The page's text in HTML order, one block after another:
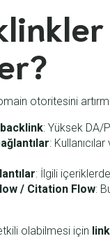
otoritesini
: Yüksek DA/
:
: İlgili
/ Citation Flow:
olabilmesi için